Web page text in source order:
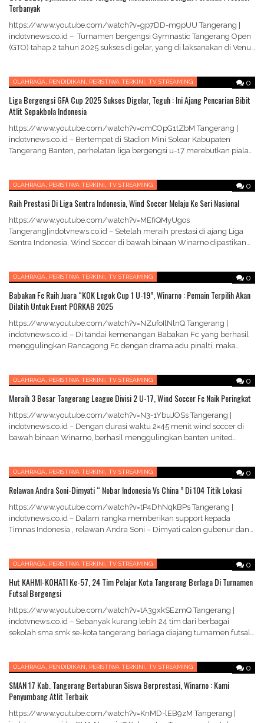
Terbanyak
https://www.youtube.com/watch?v=gp7DD-m9pUU Tangerang |
indotvnews.co.id – Turnamen bergengsi Gymnastic Tangerang Open
(GTO) tahap 2 tahun 2025 sukses di gelar, yang di laksanakan di Venue
0
OLAHRAGA, PENDIDIKAN, PERISTIWA TERKINI, TV STREAMING
Liga Bergengsi GFA Cup 2025 Sukses Digelar, Teguh : Ini Ajang Pencarian Bibit
Atlit Sepakbola Indonesia
https://www.youtube.com/watch?v=cmCOpG1tZbM Tangerang |
indotvnews.co.id – Bertempat di Stadion Mini Solear Kabupaten
Tangerang Banten, perhelatan liga bergengsi u-17 merebutkan piala
0
OLAHRAGA, PERISTIWA TERKINI, TV STREAMING
Raih Prestasi Di Liga Sentra Indonesia, Wind Soccer Melaju Ke Seri Nasional
https://www.youtube.com/watch?v=MEfiQMyUgos
Tangerang|indotvnews.co.id – Setelah meraih prestasi di ajang Liga
Sentra Indonesia, Wind Soccer di bawah binaan Winarno dipastikan
0
OLAHRAGA, PERISTIWA TERKINI, TV STREAMING
Babakan Fc Raih Juara “KOK Legok Cup 1 U-19”, Winarno : Pemain Terpilih Akan
Dilatih Untuk Event PORKAB 2025
https://www.youtube.com/watch?v=NZufoIlNlnQ Tangerang |
indotvnews.co.id – Di tandai kemenangan Babakan Fc yang berhasil
menggulingkan Rancagong Fc dengan drama adu pinalti, maka
0
OLAHRAGA, PERISTIWA TERKINI, TV STREAMING
Meraih 3 Besar Tangerang League Divisi 2 U-17, Wind Soccer Fc Naik Peringkat
https://www.youtube.com/watch?v=N3-1YbuJOSs Tangerang |
indotvnews.co.id – Dengan durasi waktu 2×45 menit wind soccer di
bawah binaan Winarno, berhasil menggulingkan banten united
0
OLAHRAGA, PERISTIWA TERKINI, TV STREAMING
Relawan Andra Soni-Dimyati “ Nobar Indonesia Vs China ” Di 104 Titik Lokasi
https://www.youtube.com/watch?v=tP4DhNqkBPs Tangerang |
indotvnews.co.id – Dalam rangka memberikan support kepada
Timnas Indonesia , relawan Andra Soni – Dimyati calon gubenur dan
0
OLAHRAGA, PERISTIWA TERKINI, TV STREAMING
Hut KAHMI-KOHATI Ke-57, 24 Tim Pelajar Kota Tangerang Berlaga Di Turnamen
Futsal Bergengsi
https://www.youtube.com/watch?v=tA3gxkSEzmQ Tangerang |
indotvnews.co.id – Sebanyak kurang lebih 24 tim dari berbagai
sekolah sma smk se-kota tangerang berlaga diajang turnamen futsal
0
OLAHRAGA, PENDIDIKAN, PERISTIWA TERKINI, TV STREAMING
SMAN 17 Kab. Tangerang Bertaburan Siswa Berprestasi, Winarno : Kami
Penyumbang Atlit Terbaik
https://www.youtube.com/watch?v=KnMD-lEB9zM Tangerang |